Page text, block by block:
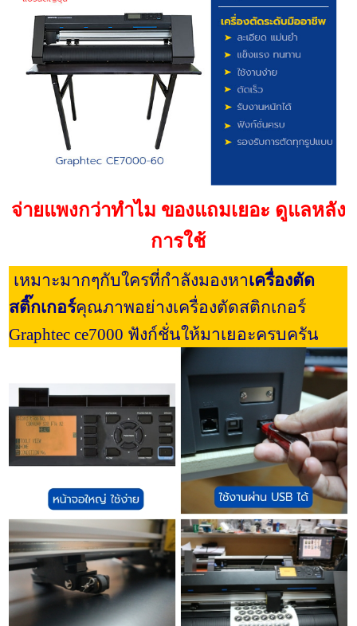
จ่ายแพงกว่าทำไม ของแถมเยอะ ดูแลหลัง
การใช้
เหมาะมากๆกับใครที่กำลังมองหาเครื่องตัด
สติ๊กเกอร์คุณภาพอย่างเครื่องตัดสติกเกอร์
Graphtec ce7000 ฟังก์ชั่นให้มาเยอะครบครัน